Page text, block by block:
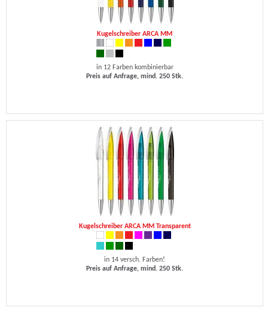
Kugelschreiber ARCA MM
in 12 Farben kombinierbar
Preis auf Anfrage, mind. 250 Stk.
Kugelschreiber ARCA MM Transparent
in 14 versch. Farben!
Preis auf Anfrage, mind. 250 Stk.